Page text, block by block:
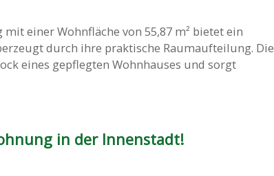
einer Wohnfläche von 55,87 m² bietet ein
durch ihre praktische Raumaufteilung. Die
eines gepflegten Wohnhauses und sorgt
in der Innenstadt!